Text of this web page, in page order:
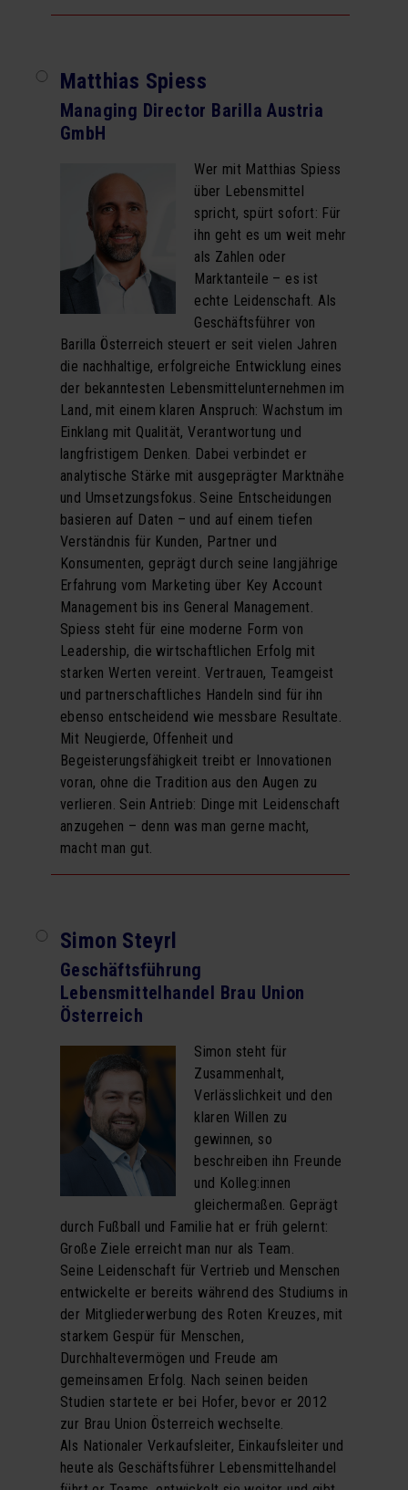
Matthias Spiess
Managing Director Barilla Austria
GmbH
Wer mit Matthias Spiess
über Lebensmittel
spricht, spürt sofort: Für
ihn geht es um weit mehr
als Zahlen oder
Marktanteile – es ist
echte Leidenschaft. Als
Geschäftsführer von
Barilla Österreich steuert er seit vielen Jahren
die nachhaltige, erfolgreiche Entwicklung eines
der bekanntesten Lebensmittelunternehmen im
Land, mit einem klaren Anspruch: Wachstum im
Einklang mit Qualität, Verantwortung und
langfristigem Denken. Dabei verbindet er
analytische Stärke mit ausgeprägter Marktnähe
und Umsetzungsfokus. Seine Entscheidungen
basieren auf Daten – und auf einem tiefen
Verständnis für Kunden, Partner und
Konsumenten, geprägt durch seine langjährige
Erfahrung vom Marketing über Key Account
Management bis ins General Management.
Spiess steht für eine moderne Form von
Leadership, die wirtschaftlichen Erfolg mit
starken Werten vereint. Vertrauen, Teamgeist
und partnerschaftliches Handeln sind für ihn
ebenso entscheidend wie messbare Resultate.
Mit Neugierde, Offenheit und
Begeisterungsfähigkeit treibt er Innovationen
voran, ohne die Tradition aus den Augen zu
verlieren. Sein Antrieb: Dinge mit Leidenschaft
anzugehen – denn was man gerne macht,
macht man gut.
Simon Steyrl
Geschäftsführung
Lebensmittelhandel Brau Union
Österreich
Simon steht für
Zusammenhalt,
Verlässlichkeit und den
klaren Willen zu
gewinnen, so
beschreiben ihn Freunde
und Kolleg:innen
gleichermaßen. Geprägt
durch Fußball und Familie hat er früh gelernt:
Große Ziele erreicht man nur als Team.
Seine Leidenschaft für Vertrieb und Menschen
entwickelte er bereits während des Studiums in
der Mitgliederwerbung des Roten Kreuzes, mit
starkem Gespür für Menschen,
Durchhaltevermögen und Freude am
gemeinsamen Erfolg. Nach seinen beiden
Studien startete er bei Hofer, bevor er 2012
zur Brau Union Österreich wechselte.
Als Nationaler Verkaufsleiter, Einkaufsleiter und
heute als Geschäftsführer Lebensmittelhandel